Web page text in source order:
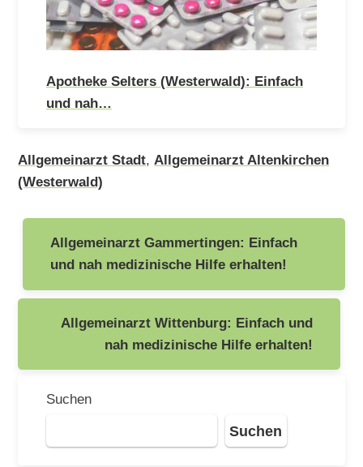
Apotheke Selters (Westerwald): Einfach
und nah…
Allgemeinarzt Stadt, Allgemeinarzt Altenkirchen
(Westerwald)
Beitragsnavigation
Allgemeinarzt Gammertingen: Einfach
und nah medizinische Hilfe erhalten!
Allgemeinarzt Wittenburg: Einfach und
nah medizinische Hilfe erhalten!
Suchen
Suchen